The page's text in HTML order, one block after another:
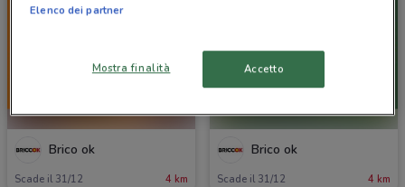
Brico ok
Scade il 31/12 4 km
Brico ok
Scade il 31/12 4 km
Elenco dei partner
Mostra finalità Accetto